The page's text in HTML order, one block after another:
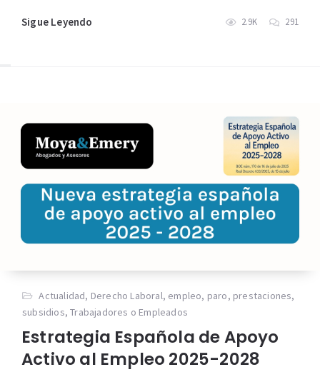
Sigue Leyendo 2.9K 291
Actualidad, Derecho Laboral, empleo, paro, prestaciones,
subsidios,Trabajadores o Empleados
Estrategia Española de Apoyo
Activo al Empleo 2025-2028